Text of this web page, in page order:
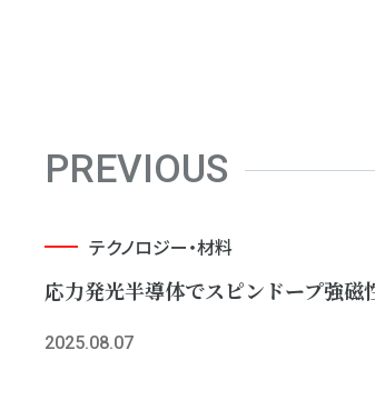
PREVIOUS
テクノロジー・材料
応力発光半導体でスピンドープ強
2025.08.07